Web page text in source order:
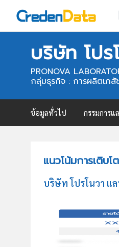
บริษัท โป
PRONOVA
กลุ่มธุรกิจ : การผลิตเภ
ข้อมูลทั่วไป กรรมการแ
แนวโน้มการเติบ
บริษัท โปรโนวา แ